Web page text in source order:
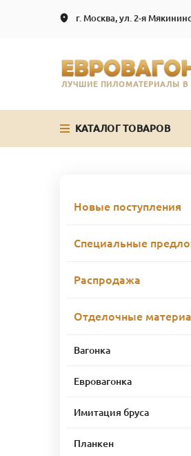
г. Москва, ул. 2-я
ЛУЧШИЕ ПИЛОМАТЕРИАЛЫ В
КАТАЛОГ ТОВАРОВ
Новые поступления
Специальные
Распродажа
Отделочные
Вагонка
Евровагонка
Имитация бруса
Планкен